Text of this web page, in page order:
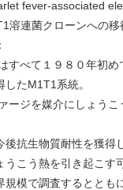
fever-associated
溶連菌クローンへの
すべて１９８０年初
たM1T1系統。
ージを媒介にしょう
後抗生物質耐性を獲
こう熱を引き起こす
模で調査するととも